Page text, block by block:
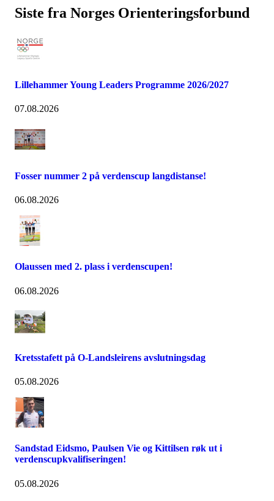
Siste fra Norges Orienteringsforbund
Lillehammer Young Leaders Programme 2026/2027
07.08.2026
Fosser nummer 2 på verdenscup langdistanse!
06.08.2026
Olaussen med 2. plass i verdenscupen!
06.08.2026
Kretsstafett på O-Landsleirens avslutningsdag
05.08.2026
Sandstad Eidsmo, Paulsen Vie og Kittilsen røk ut i
verdenscupkvalifiseringen!
05.08.2026